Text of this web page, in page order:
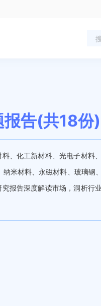
告(共18份)
、化工新材料、光电子材料
米材料、永磁材料、玻璃钢
报告深度解读市场，洞析行